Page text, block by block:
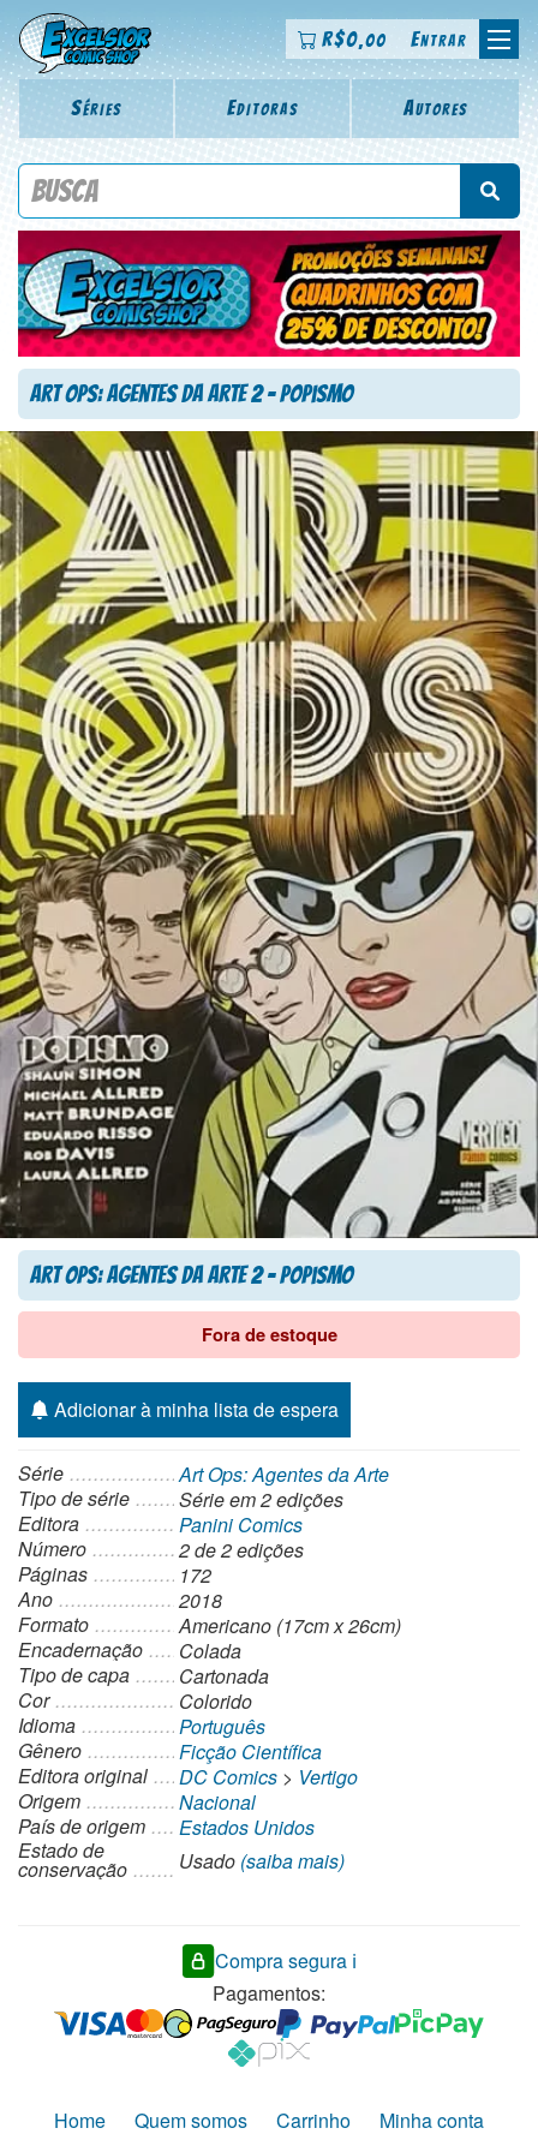
R$0,00 Entrar
Séries Editoras Autores
Procure por título da revista, personagem, série, escritor,
Art Ops: Agentes da Arte 2 – Popismo
Art Ops: Agentes da Arte 2 – Popismo
Fora de estoque
Adicionar à minha lista de espera
Série
Art Ops: Agentes da Arte
Tipo de série
Sérieem 2 edições
Editora
Panini Comics
Número
2 de 2 edições
Páginas
172
Ano
2018
Formato
Americano (17cm x 26cm)
Encadernação
Colada
Tipo de capa
Cartonada
Cor
Colorido
Idioma
Português
Gênero
Ficção Científica
Editora original
DC Comics > Vertigo
Origem
Nacional
País de origem
Estados Unidos
Estado de
conservação Usado (saiba mais)
Compra segura ℹ️
Pagamentos:
Home Quem somos Carrinho Minha conta